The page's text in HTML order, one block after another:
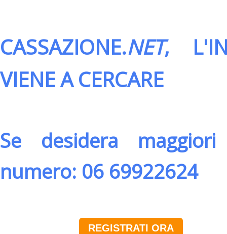
CASSAZIONE.NET,
VIENE A CERCARE
Se desidera
numero: 06 69922624
REGISTRATI ORA